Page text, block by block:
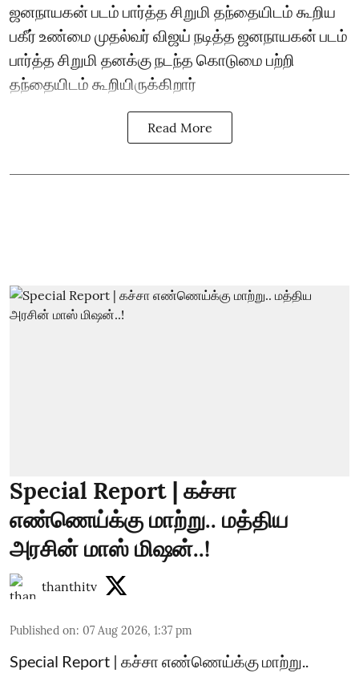
ஜனநாயகன் படம் பார்த்த சிறுமி தந்தையிடம் கூறிய
பகீர் உண்மை முதல்வர் விஜய் நடித்த ஜனநாயகன் படம்
பார்த்த சிறுமி தனக்கு நடந்த கொடுமை பற்றி
தந்தையிடம் கூறியிருக்கிறார்
Read More
Special Report | கச்சா
எண்ணெய்க்கு மாற்று.. மத்திய
அரசின் மாஸ் மிஷன்..!
thanthitv
Published on: 07 Aug 2026, 1:37 pm
Special Report | கச்சா எண்ணெய்க்கு மாற்று..